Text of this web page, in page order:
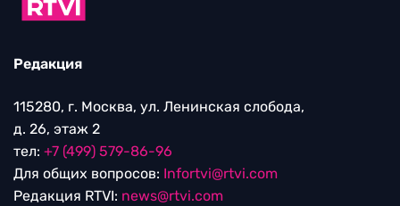
Редакция
115280, г. Москва, ул. Ленинская слобода,
д. 26, этаж 2
тел: +7 (499) 579-86-96
Для общих вопросов: Infortvi@rtvi.com
Редакция RTVI: news@rtvi.com